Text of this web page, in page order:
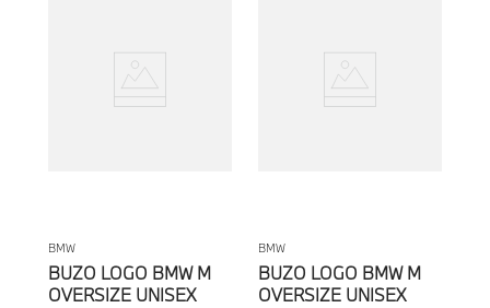
BMW
BUZO LOGO BMW M
OVERSIZE UNISEX
BMW
BUZO LOGO BMW M
OVERSIZE UNISEX